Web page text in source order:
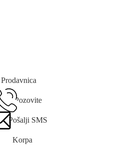
Prodavnica
Pozovite
Pošalji SMS
Korpa